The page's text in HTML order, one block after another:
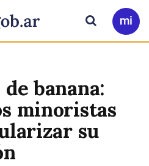
Ir
a
Buscar
banana:
minoristas
su